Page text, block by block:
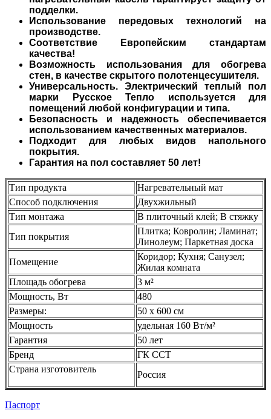
подделки.
Использование передовых технологий на
производстве.
Соответствие Европейским стандартам
качества!
Возможность использования для обогрева
стен, в качестве скрытого полотенцесушителя.
Универсальность. Электрический теплый пол
марки Русское Тепло используется для
помещений любой конфигурации и типа.
Безопасность и надежность обеспечивается
использованием качественных материалов.
Подходит для любых видов напольного
покрытия.
Гарантия на пол составляет 50 лет!
Тип продукта
Нагревательный мат
Способ подключения
Двухжильный
Тип монтажа
В плиточный клей; В стяжку
Тип покрытия
Плитка; Ковролин; Ламинат;
Линолеум; Паркетная доска
Помещение
Коридор; Кухня; Санузел;
Жилая комната
Площадь обогрева
3 м²
Мощность, Вт
480
Размеры:
50 х 600 см
Мощность
удельная 160 Вт/м²
Гарантия
50 лет
Бренд
ГК ССТ
Страна изготовитель
Россия
Паспорт